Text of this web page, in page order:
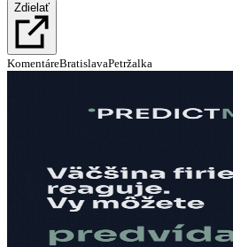
Zdielať
KomentáreBratislavaPetržalka